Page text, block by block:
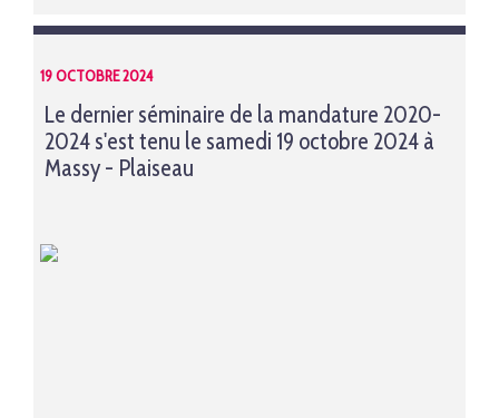
19 OCTOBRE 2024
Le dernier séminaire de la mandature 2020-
2024 s'est tenu le samedi 19 octobre 2024 à
Massy - Plaiseau